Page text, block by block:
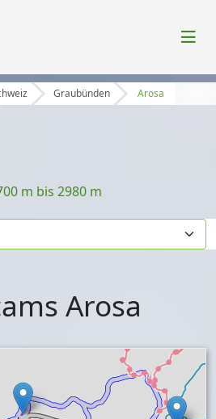
Graubünden Arosa
m bis 2980 m
Arosa